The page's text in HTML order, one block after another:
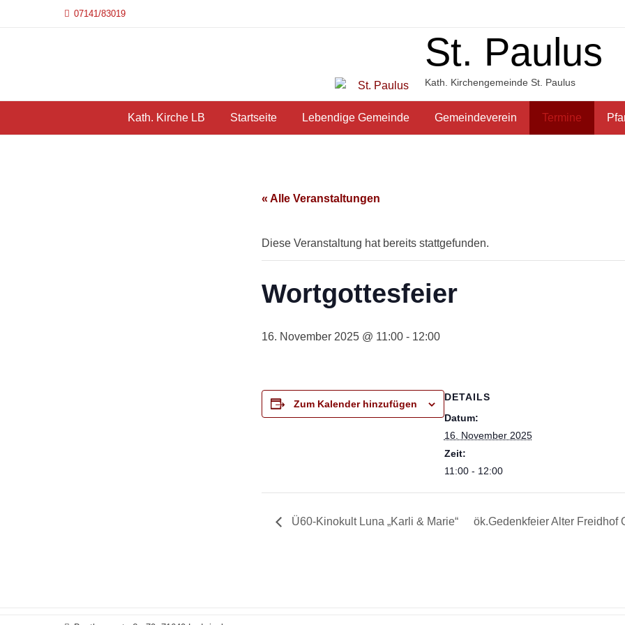
07141/83019
St. Paulus
Kath. Kirchengemeinde St. Paulus
Kath. Kirche LB Startseite Lebendige Gemeinde Gemeindeverein Termine
« Alle Veranstaltungen
Diese Veranstaltung hat bereits stattgefunden.
Wortgottesfeier
16. November 2025 @ 11:00- 12:00
Zum Kalender hinzufügen
DETAILS
Datum:
16. November 2025
Zeit:
11:00 - 12:00
Ü60-Kinokult Luna „Karli & Marie“ ök.Gedenkfeier Alter Freidhof